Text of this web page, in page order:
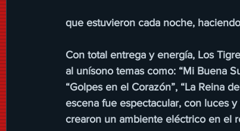
que estuvieron cada noche,
Con total entrega y energía, Los
al unísono temas como: “Mi Buena
“Golpes en el Corazón”, “La Reina
escena fue espectacular, con luces
crearon un ambiente eléctrico en el